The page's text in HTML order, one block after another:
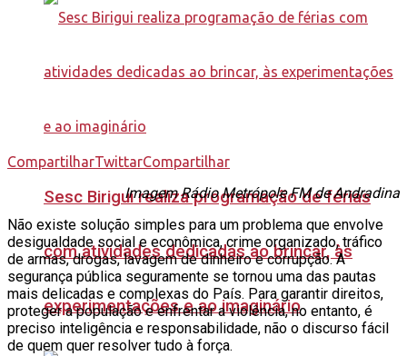
Sesc Birigui realiza programação de férias
com atividades dedicadas ao brincar, às
experimentações e ao imaginário
CompartilharTwittarCompartilhar
Imagem Rádio Metrópole FM de Andradina
Não existe solução simples para um problema que envolve
desigualdade social e econômica, crime organizado, tráfico
de armas, drogas, lavagem de dinheiro e corrupção. A
segurança pública seguramente se tornou uma das pautas
mais delicadas e complexas do País. Para garantir direitos,
proteger a população e enfrentar a violência, no entanto, é
preciso inteligência e responsabilidade, não o discurso fácil
de quem quer resolver tudo à força.